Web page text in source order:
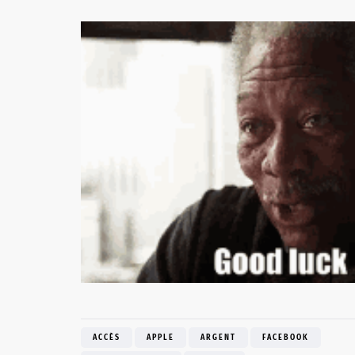
ACCÈS APPLE ARGENT FACEBOOK